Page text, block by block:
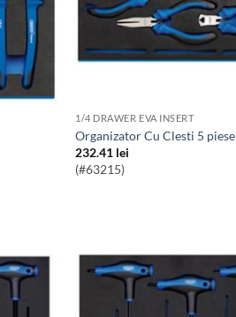
1/4 DRAWER EVA INSERT
Organizator Cu Clesti 5 piese
232.41 lei
(#63215)